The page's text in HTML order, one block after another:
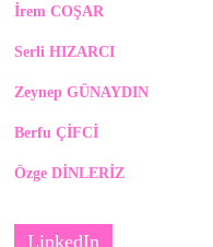
İrem COŞAR
Serli HIZARCI
Zeynep GÜNAYDIN
Berfu ÇİFCİ
Özge DİNLERİZ
LinkedIn